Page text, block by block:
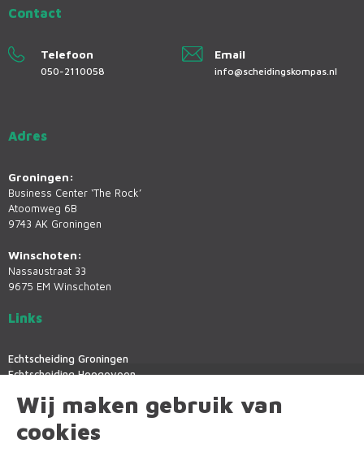
Contact
Telefoon
050-2110058
Email
info@scheidingskompas.nl
Adres
Groningen:
Business Center ‘The Rock’
Atoomweg 6B
9743 AK Groningen
Winschoten:
Nassaustraat 33
9675 EM Winschoten
Links
Echtscheiding Groningen
Echtscheiding Hoogeveen
Echtscheiding Winschoten
Mediation Groningen
Mediation Assen
Wij maken gebruik van
cookies